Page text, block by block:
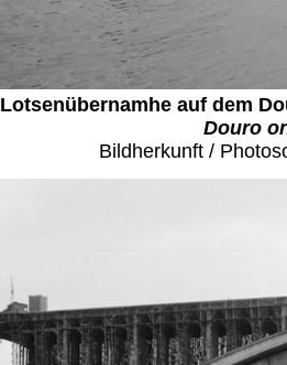
Lotsenübernamhe auf dem
Douro
Bildherkunft /